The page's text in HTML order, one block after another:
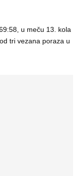
u meču 13. kola
tri vezana poraza u